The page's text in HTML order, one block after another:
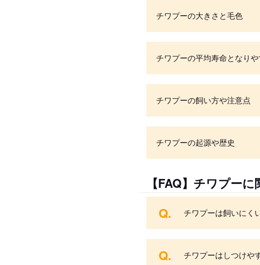
チワプーの大きさと毛色
チワプーの平均寿命となり
チワプーの飼い方や注意点
チワプーの起源や歴史
【FAQ】チワプー
Q. チワプーは飼いにく
Q. チワプーはしつけや